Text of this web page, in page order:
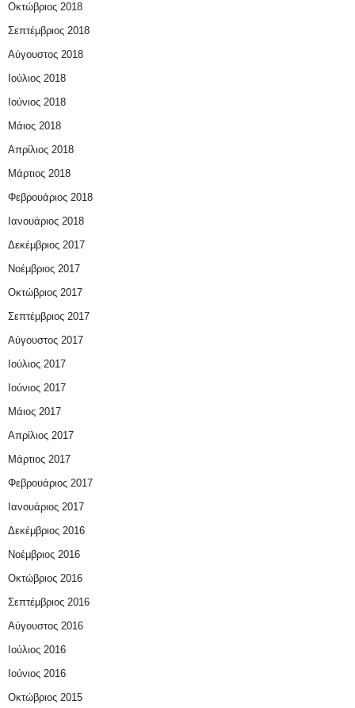
Οκτώβριος 2018
Σεπτέμβριος 2018
Αύγουστος 2018
Ιούλιος 2018
Ιούνιος 2018
Μάιος 2018
Απρίλιος 2018
Μάρτιος 2018
Φεβρουάριος 2018
Ιανουάριος 2018
Δεκέμβριος 2017
Νοέμβριος 2017
Οκτώβριος 2017
Σεπτέμβριος 2017
Αύγουστος 2017
Ιούλιος 2017
Ιούνιος 2017
Μάιος 2017
Απρίλιος 2017
Μάρτιος 2017
Φεβρουάριος 2017
Ιανουάριος 2017
Δεκέμβριος 2016
Νοέμβριος 2016
Οκτώβριος 2016
Σεπτέμβριος 2016
Αύγουστος 2016
Ιούλιος 2016
Ιούνιος 2016
Οκτώβριος 2015